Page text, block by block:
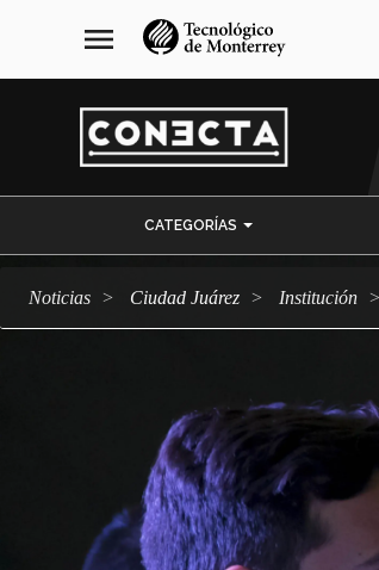
navegación
principal
menu
CATEGORÍAS
Noticias Ciudad Juárez Institución